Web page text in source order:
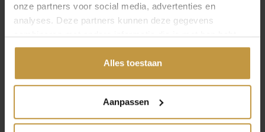
onze partners voor social media, advertenties en
analyses. Deze partners kunnen deze gegevens
combineren met andere informatie die je met hen hebt
gedeeld of die ze hebben verzameld via jouw gebruik van
Alles toestaan
Aanpassen